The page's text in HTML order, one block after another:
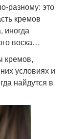
разному: это
кремов
иногда
воска…
кремов,
условиях и
найдутся в